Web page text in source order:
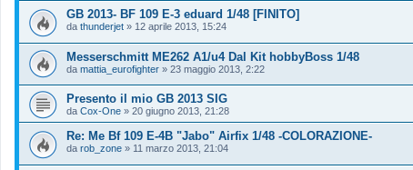
GB 2013- BF 109 E-3 eduard 1/48 [FINITO]
da thunderjet » 12 aprile 2013, 15:24
Messerschmitt ME262 A1/u4 Dal Kit hobbyBoss 1/48
da mattia_eurofighter » 23 maggio 2013, 2:22
Presento il mio GB 2013 SIG
da Cox-One » 20 giugno 2013, 21:28
Re: Me Bf 109 E-4B "Jabo" Airfix 1/48 -COLORAZIONE-
da rob_zone » 11 marzo 2013, 21:04